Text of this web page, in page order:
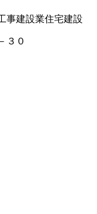
事建設業住宅建設
３０